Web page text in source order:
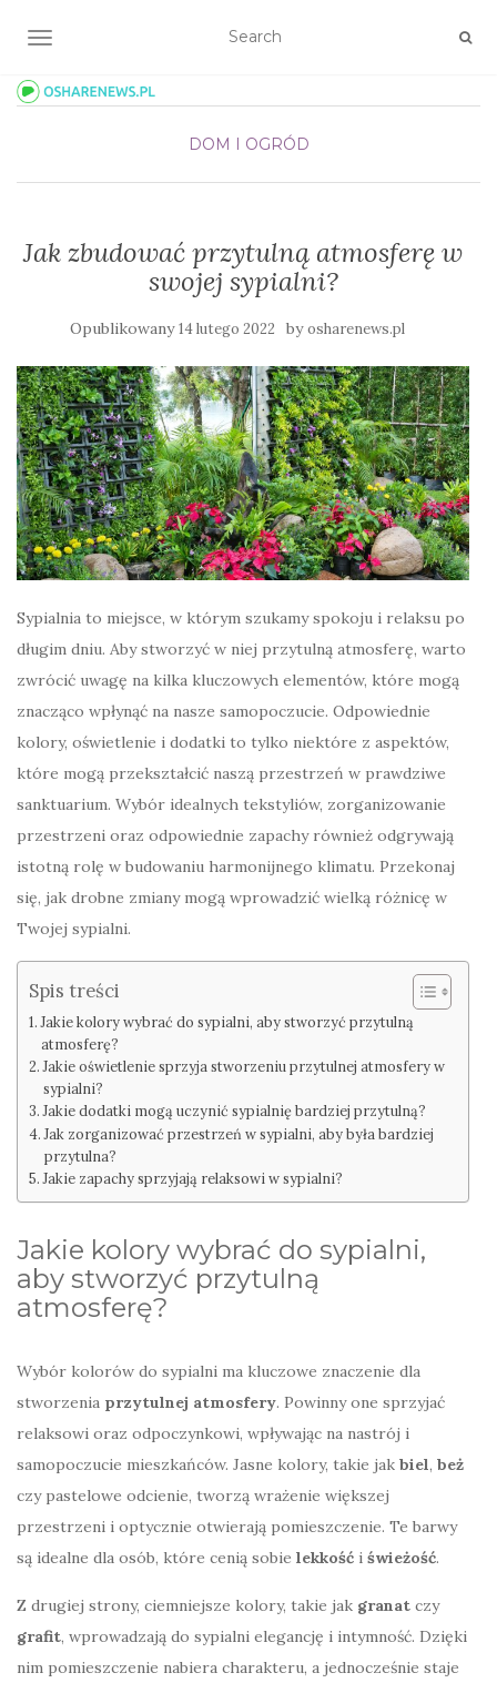
TOGGLE NAVIGATION
DOM I OGRÓD
Jak zbudować przytulną atmosferę w
swojej sypialni?
Opublikowany14 lutego 2022 byosharenews.pl
Sypialnia to miejsce, w którym szukamy spokoju i relaksu po
długim dniu. Aby stworzyć w niej przytulną atmosferę, warto
zwrócić uwagę na kilka kluczowych elementów, które mogą
znacząco wpłynąć na nasze samopoczucie. Odpowiednie
kolory, oświetlenie i dodatki to tylko niektóre z aspektów,
które mogą przekształcić naszą przestrzeń w prawdziwe
sanktuarium. Wybór idealnych tekstyliów, zorganizowanie
przestrzeni oraz odpowiednie zapachy również odgrywają
istotną rolę w budowaniu harmonijnego klimatu. Przekonaj
się, jak drobne zmiany mogą wprowadzić wielką różnicę w
Twojej sypialni.
Spis treści
Jakie kolory wybrać do sypialni, aby stworzyć przytulną
atmosferę?
Jakie oświetlenie sprzyja stworzeniu przytulnej atmosfery w
sypialni?
Jakie dodatki mogą uczynić sypialnię bardziej przytulną?
Jak zorganizować przestrzeń w sypialni, aby była bardziej
przytulna?
Jakie zapachy sprzyjają relaksowi w sypialni?
Jakie kolory wybrać do sypialni,
aby stworzyć przytulną
atmosferę?
Wybór kolorów do sypialni ma kluczowe znaczenie dla
stworzenia przytulnej atmosfery. Powinny one sprzyjać
relaksowi oraz odpoczynkowi, wpływając na nastrój i
samopoczucie mieszkańców. Jasne kolory, takie jak biel, beż
czy pastelowe odcienie, tworzą wrażenie większej
przestrzeni i optycznie otwierają pomieszczenie. Te barwy
są idealne dla osób, które cenią sobie lekkość i świeżość.
Z drugiej strony, ciemniejsze kolory, takie jak granat czy
grafit, wprowadzają do sypialni elegancję i intymność. Dzięki
nim pomieszczenie nabiera charakteru, a jednocześnie staje